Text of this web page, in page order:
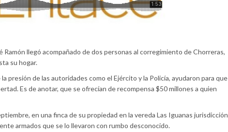
llegó acompañado de dos personas al corregimiento de Chorreras,
su hogar.
presión de las autoridades como el Ejército y la Policía, ayudaron para que
Es de anotar, que se ofrecían de recompensa $50 millones a quien
en una finca de su propiedad en la vereda Las Iguanas jurisdicción
armados que se lo llevaron con rumbo desconocido.